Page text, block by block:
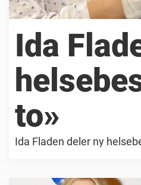
Ida
to»
Ida Fladen deler ny